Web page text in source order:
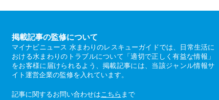
掲載記事の監修について
マイナビニュース 水まわりのレスキューガイドでは、日常生活に
おける水まわりのトラブルについて「適切で正しく有益な情報」
をお客様に届けられるよう、掲載記事には、当該ジャンル情報サ
イト運営企業の監修を入れています。
記事に関するお問い合わせはこちら まで